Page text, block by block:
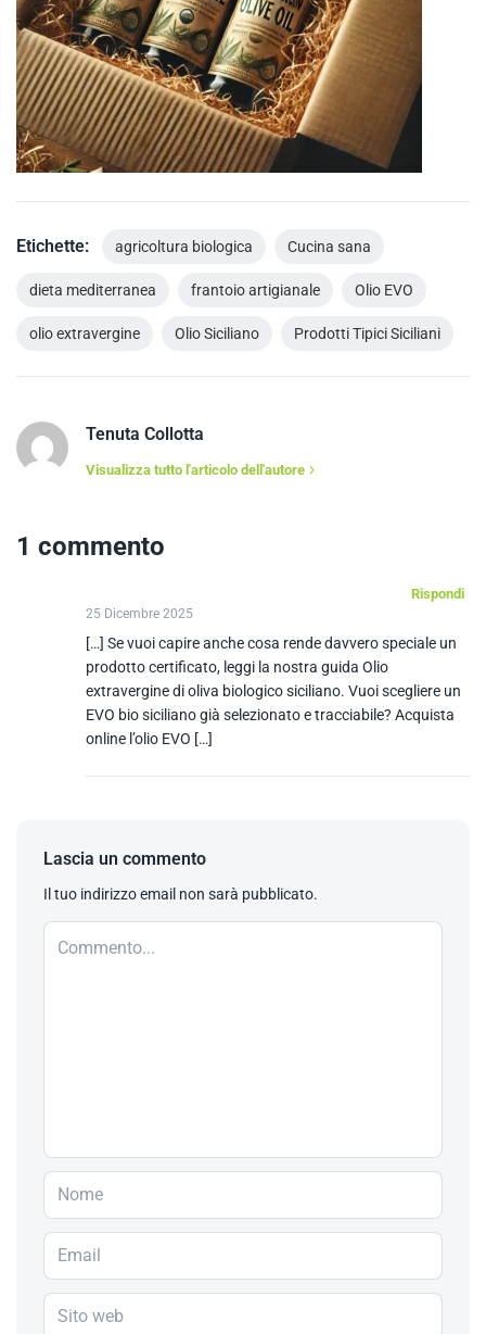
Etichette: agricoltura biologica Cucina sana
dieta mediterranea frantoio artigianale Olio EVO
olio extravergine Olio Siciliano Prodotti Tipici Siciliani
Tenuta Collotta
Visualizza tutto l'articolo dell'autore
1 commento
25 Dicembre 2025
Rispondi
[…] Se vuoi capire anche cosa rende davvero speciale un
prodotto certificato, leggi la nostra guida Olio
extravergine di oliva biologico siciliano. Vuoi scegliere un
EVO bio siciliano già selezionato e tracciabile? Acquista
online l’olio EVO […]
Lascia un commento
Il tuo indirizzo email non sarà pubblicato.